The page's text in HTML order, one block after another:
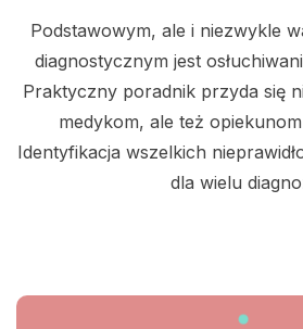
Podstawowym, ale i niezwykle
diagnostycznym jest
Praktyczny poradnik przyda się
medykom, ale też
Identyfikacja wszelkich
dla wielu